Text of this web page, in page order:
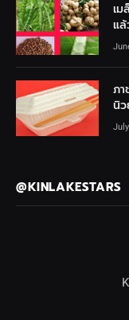
เ
แล้
ภา
นิ
@KINLAKESTARS